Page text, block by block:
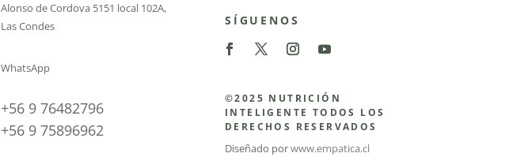
Alonso de Cordova 5151 local 102A,
Las Condes
WhatsApp
+56 9 76482796
+56 9 75896962
SÍGUENOS
©2025 NUTRICIÓN
INTELIGENTE TODOS LOS
DERECHOS RESERVADOS
Diseñado porwww.empatica.cl